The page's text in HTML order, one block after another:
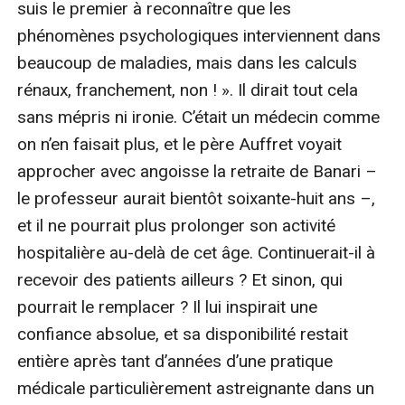
suis le premier à reconnaître que les
phénomènes psychologiques interviennent dans
beaucoup de maladies, mais dans les calculs
rénaux, franchement, non ! ». Il dirait tout cela
sans mépris ni ironie. C’était un médecin comme
on n’en faisait plus, et le père Auffret voyait
approcher avec angoisse la retraite de Banari –
le professeur aurait bientôt soixante-huit ans –,
et il ne pourrait plus prolonger son activité
hospitalière au-delà de cet âge. Continuerait-il à
recevoir des patients ailleurs ? Et sinon, qui
pourrait le remplacer ? Il lui inspirait une
confiance absolue, et sa disponibilité restait
entière après tant d’années d’une pratique
médicale particulièrement astreignante dans un